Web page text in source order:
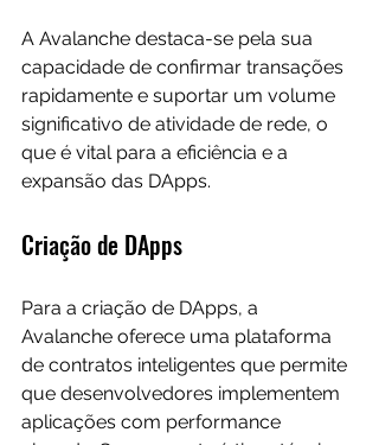
A Avalanche destaca-se pela sua
capacidade de confirmar transações
rapidamente e suportar um volume
significativo de atividade de rede, o
que é vital para a eficiência e a
expansão das DApps.
Criação de DApps
Para a criação de DApps, a
Avalanche oferece uma plataforma
de contratos inteligentes que permite
que desenvolvedores implementem
aplicações com performance